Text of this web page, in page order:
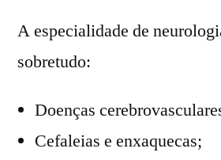
A especialidade de
sobretudo:
Doenças
Cefaleias e enxaquecas;